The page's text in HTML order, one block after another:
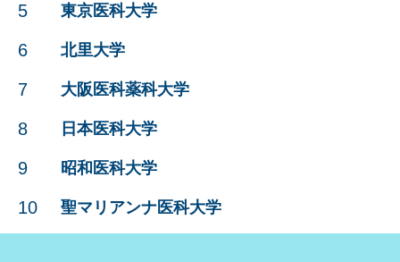
5 東京医科大学
6 北里大学
7 大阪医科薬科大学
8 日本医科大学
9 昭和医科大学
10 聖マリアンナ医科大学